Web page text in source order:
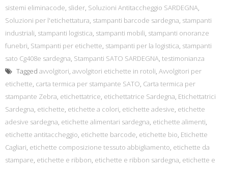
sistemi eliminacode, slider, Soluzioni Antitaccheggio SARDEGNA,
Soluzioni per l'etichettatura, stampanti barcode sardegna, stampanti
industriali, stampanti logistica, stampanti mobili, stampanti onoranze
funebri, Stampanti per etichette, stampanti per la logistica, stampanti
sato Cg408e sardegna, Stampanti SATO SARDEGNA, testimonianza
Tagged avvolgitori, avvolgitori etichette in rotoli, Avvolgitori per
etichette, carta termica per stampante SATO, Carta termica per
stampante Zebra, etichettatrice, etichettatrice Sardegna, Etichettatrici
Sardegna, etichette, etichette a colori, etichette adesive, etichette
adesive sardegna, etichette alimentari sardegna, etichette alimenti,
etichette antitaccheggio, etichette barcode, etichette bio, Etichette
Cagliari, etichette composizione tessuto abbigliamento, etichette da
stampare, etichette e ribbon, etichette e ribbon sardegna, etichette e